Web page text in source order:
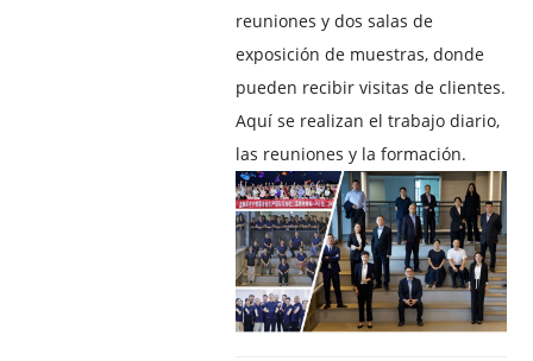
reuniones y dos salas de
exposición de muestras, donde
pueden recibir visitas de clientes.
Aquí se realizan el trabajo diario,
las reuniones y la formación.